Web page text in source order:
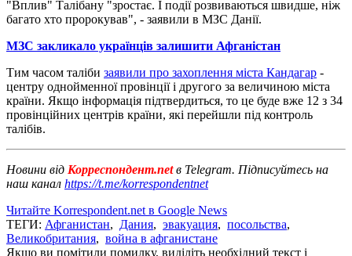
"Вплив" Талібану "зростає. І події розвиваються швидше, ніж
багато хто пророкував", - заявили в МЗС Данії.
МЗС закликало українців залишити Афганістан
Тим часом таліби заявили про захоплення міста Кандагар -
центру однойменної провінції і другого за величиною міста
країни. Якщо інформація підтвердиться, то це буде вже 12 з 34
провінційних центрів країни, які перейшли під контроль
талібів.
Новини від Корреспондент.netв Telegram. Підписуйтесь на
наш канал https://t.me/korrespondentnet
Читайте Korrespondent.net в Google News
ТЕГИ: Афганистан, Дания, эвакуация, посольства,
Великобритания, война в афганистане
Якщо ви помітили помилку, виділіть необхідний текст і